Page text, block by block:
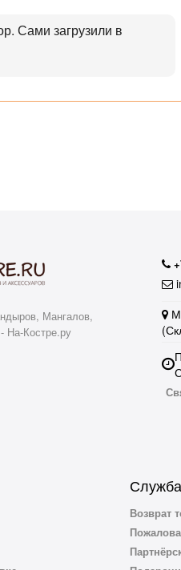
Сами загрузили в
Мангалов,
На-Костре.ру
Возврат